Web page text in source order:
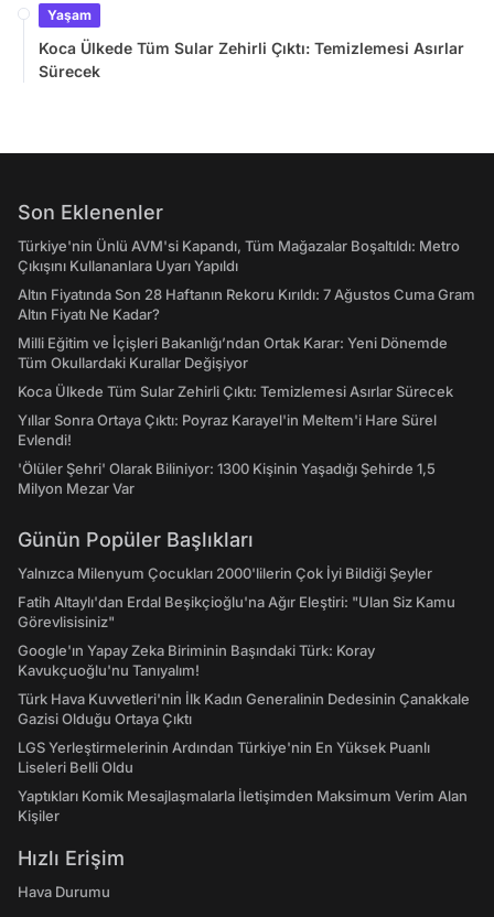
Yaşam
Koca Ülkede Tüm Sular Zehirli Çıktı: Temizlemesi Asırlar
Sürecek
Son Eklenenler
Türkiye'nin Ünlü AVM'si Kapandı, Tüm Mağazalar Boşaltıldı: Metro
Çıkışını Kullananlara Uyarı Yapıldı
Altın Fiyatında Son 28 Haftanın Rekoru Kırıldı: 7 Ağustos Cuma Gram
Altın Fiyatı Ne Kadar?
Milli Eğitim ve İçişleri Bakanlığı’ndan Ortak Karar: Yeni Dönemde
Tüm Okullardaki Kurallar Değişiyor
Koca Ülkede Tüm Sular Zehirli Çıktı: Temizlemesi Asırlar Sürecek
Yıllar Sonra Ortaya Çıktı: Poyraz Karayel'in Meltem'i Hare Sürel
Evlendi!
'Ölüler Şehri' Olarak Biliniyor: 1300 Kişinin Yaşadığı Şehirde 1,5
Milyon Mezar Var
Günün Popüler Başlıkları
Yalnızca Milenyum Çocukları 2000'lilerin Çok İyi Bildiği Şeyler
Fatih Altaylı'dan Erdal Beşikçioğlu'na Ağır Eleştiri: "Ulan Siz Kamu
Görevlisisiniz"
Google'ın Yapay Zeka Biriminin Başındaki Türk: Koray
Kavukçuoğlu'nu Tanıyalım!
Türk Hava Kuvvetleri'nin İlk Kadın Generalinin Dedesinin Çanakkale
Gazisi Olduğu Ortaya Çıktı
LGS Yerleştirmelerinin Ardından Türkiye'nin En Yüksek Puanlı
Liseleri Belli Oldu
Yaptıkları Komik Mesajlaşmalarla İletişimden Maksimum Verim Alan
Kişiler
Hızlı Erişim
Hava Durumu